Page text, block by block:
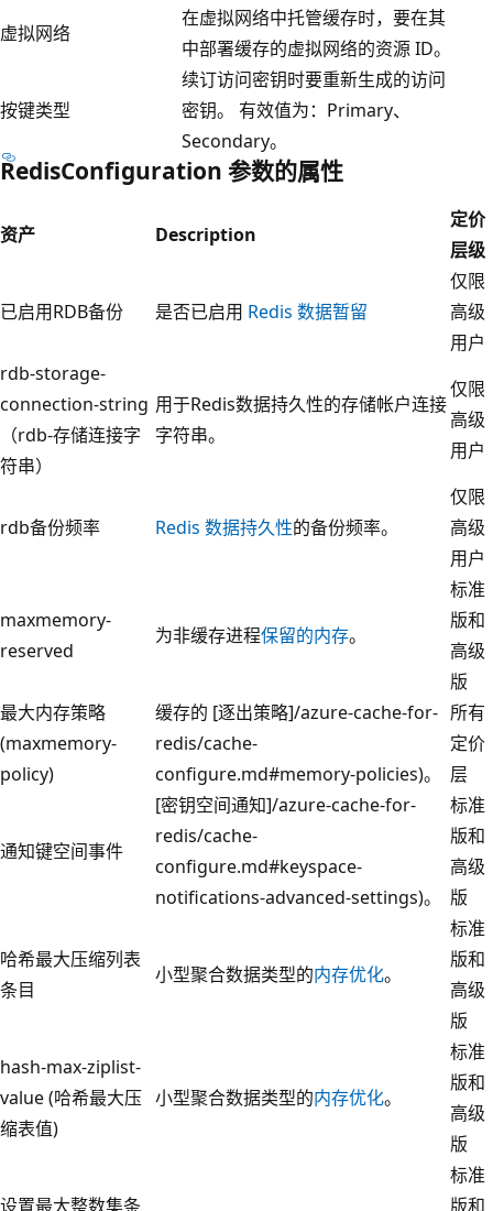
虚拟网络
在虚拟网络中托管缓存时，要在其
中部署缓存的虚拟网络的资源 ID。
按键类型
续订访问密钥时要重新生成的访问
密钥。 有效值为：Primary、
Secondary。
RedisConfiguration 参数的属性
资产 Description
定价
层级
已启用RDB备份 是否已启用 Redis 数据暂留
仅限
高级
用户
rdb-storage-
connection-string
（rdb-存储连接字
符串）
用于Redis数据持久性的存储帐户连接
字符串。
仅限
高级
用户
rdb备份频率 Redis 数据持久性的备份频率。
仅限
高级
用户
maxmemory-
reserved
为非缓存进程保留的内存。
标准
版和
高级
版
最大内存策略
(maxmemory-
policy)
缓存的 [逐出策略]/azure-cache-for-
redis/cache-
configure.md#memory-policies)。
所有
定价
层
通知键空间事件
[密钥空间通知]/azure-cache-for-
redis/cache-
configure.md#keyspace-
notifications-advanced-settings)。
标准
版和
高级
版
哈希最大压缩列表
条目
小型聚合数据类型的内存优化。
标准
版和
高级
版
hash-max-ziplist-
value (哈希最大压
缩表值)
小型聚合数据类型的内存优化。
标准
版和
高级
版
设置最大整数集条
标准
版和